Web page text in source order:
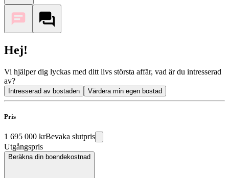
Hej!
Vi hjälper dig lyckas med ditt livs största affär, vad är du intresserad
av?
Intresserad av bostaden Värdera min egen bostad
Pris
1 695 000 krBevaka slutpris
Utgångspris
Beräkna din boendekostnad